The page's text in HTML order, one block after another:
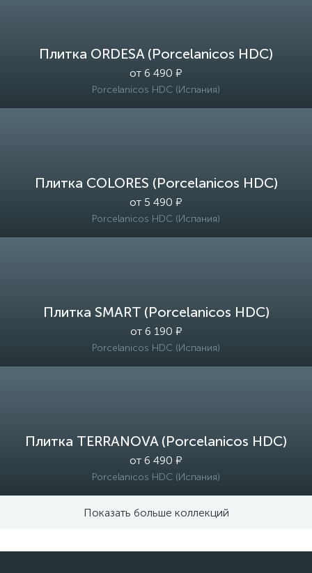
Плитка ORDESA (Porcelanicos HDC)
от 6 490 ₽
Porcelanicos HDC (Испания)
Плитка COLORES (Porcelanicos HDC)
от 5 490 ₽
Porcelanicos HDC (Испания)
Плитка SMART (Porcelanicos HDC)
от 6 190 ₽
Porcelanicos HDC (Испания)
Плитка TERRANOVA (Porcelanicos HDC)
от 6 490 ₽
Porcelanicos HDC (Испания)
Показать больше коллекций